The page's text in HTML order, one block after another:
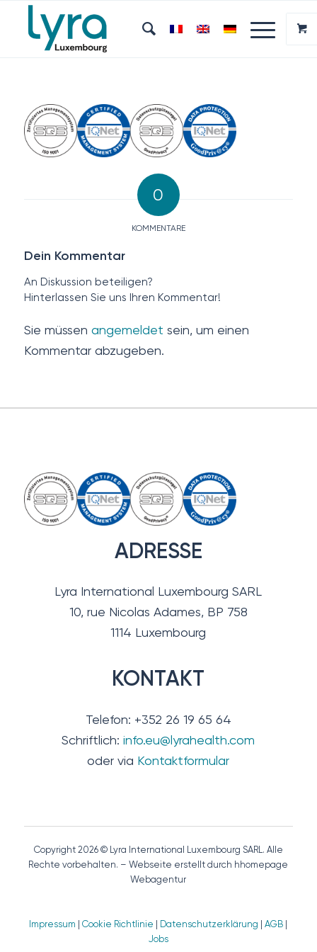
0
KOMMENTARE
Dein Kommentar
An Diskussion beteiligen?
Hinterlassen Sie uns Ihren Kommentar!
Sie müssen angemeldet sein, um einen
Kommentar abzugeben.
ADRESSE
Lyra International Luxembourg SARL
10, rue Nicolas Adames, BP 758
1114 Luxembourg
KONTAKT
Telefon: +352 26 19 65 64
Schriftlich:info.eu@lyrahealth.com
oder via Kontaktformular
Copyright 2026 © Lyra International Luxembourg SARL. Alle
Rechte vorbehalten. – Webseite erstellt durch hhomepage
Webagentur
Impressum |Cookie Richtlinie Datenschutzerklärung |AGB
Jobs